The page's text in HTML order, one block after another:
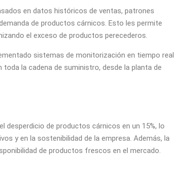
en datos históricos de ventas, patrones
de productos cárnicos. Esto les permite
el exceso de productos perecederos.
sistemas de monitorización en tiempo real
la cadena de suministro, desde la planta de
desperdicio de productos cárnicos en un 15%, lo
y en la sostenibilidad de la empresa. Además, la
de productos frescos en el mercado.